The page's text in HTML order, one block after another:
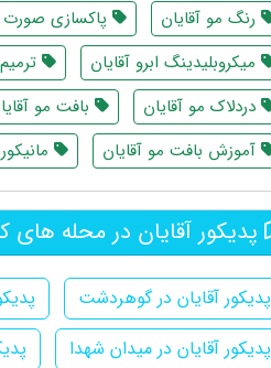
رنگ مو آقایان
پاکسازی صورت
میکروبلیدینگ ابرو آقایان
دردلاک مو آقایان
بافت مو
آموزش بافت مو آقایان
پدیکور آقایان در محله های
پدیکور آقایان در گوهردشت
پدیکور آقایان در میدان شهدا